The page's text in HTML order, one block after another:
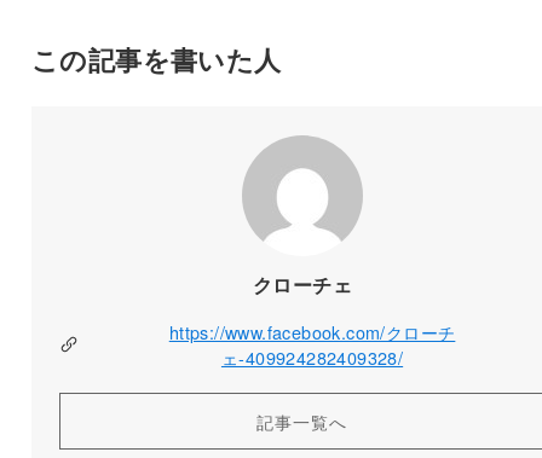
この記事を書いた人
クローチェ
https://www.facebook.com/クローチ
ェ-409924282409328/
記事一覧へ